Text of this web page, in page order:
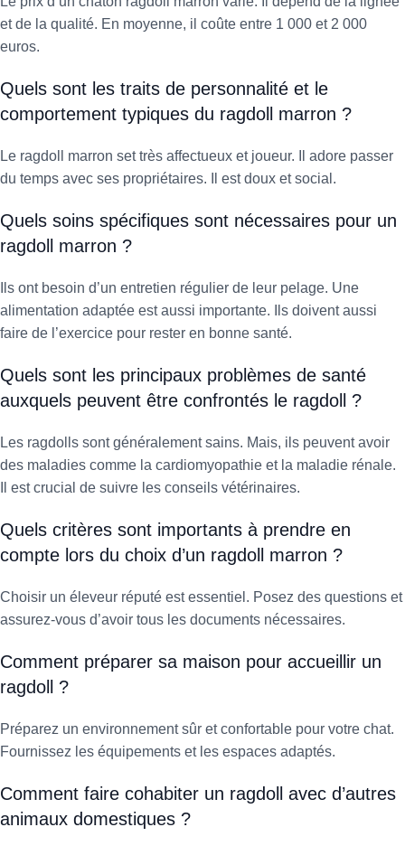
et de la qualité. En moyenne, il coûte entre 1 000 et 2 000
euros.
Quels sont les traits de personnalité et le
comportement typiques du ragdoll marron ?
Le ragdoll marron set très affectueux et joueur. Il adore passer
du temps avec ses propriétaires. Il est doux et social.
Quels soins spécifiques sont nécessaires pour un
ragdoll marron ?
Ils ont besoin d’un entretien régulier de leur pelage. Une
alimentation adaptée est aussi importante. Ils doivent aussi
faire de l’exercice pour rester en bonne santé.
Quels sont les principaux problèmes de santé
auxquels peuvent être confrontés le ragdoll ?
Les ragdolls sont généralement sains. Mais, ils peuvent avoir
des maladies comme la cardiomyopathie et la maladie rénale.
Il est crucial de suivre les conseils vétérinaires.
Quels critères sont importants à prendre en
compte lors du choix d’un ragdoll marron ?
Choisir un éleveur réputé est essentiel. Posez des questions et
assurez-vous d’avoir tous les documents nécessaires.
Comment préparer sa maison pour accueillir un
ragdoll ?
Préparez un environnement sûr et confortable pour votre chat.
Fournissez les équipements et les espaces adaptés.
Comment faire cohabiter un ragdoll avec d’autres
animaux domestiques ?